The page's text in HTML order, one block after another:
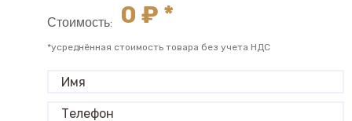
Стоимость: 0 ₽ *
*усреднённая стоимость товара без учета НДС